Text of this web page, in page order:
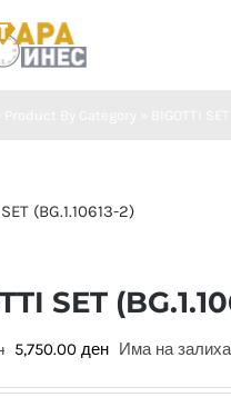
SET
Original
5,750.00 денCurrent
Има на залиха